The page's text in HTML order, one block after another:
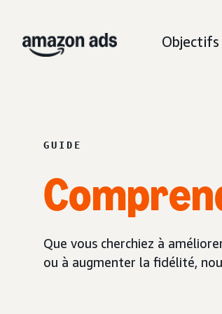
Objectifs
GUIDE
Que vous cherchiez à
ou à augmenter la fidélité,